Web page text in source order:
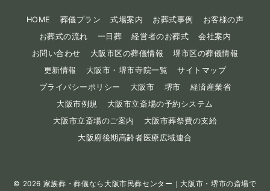
HOME 葬儀プラン 式場案内 お葬式事例
お客様の声
お葬式の流れ
一日葬 経営者のお葬式
会社案内
お問い合わせ
大阪市区の葬儀情報
堺市区の葬儀情報
更新情報
大阪市・堺市寺院一覧
サイトマップ
プライバシーポリシー
大阪市 堺市
経済産業省
大阪市例規
大阪市立斎場の予約システム
大阪市立斎場のご案内
大阪市葬祭費の支給
大阪府後期高齢者医療広域連合
© 2026 家族葬・葬儀なら大阪市民葬センター｜大阪市・堺市の斎場で